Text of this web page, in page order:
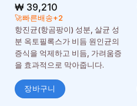
₩39,210
🚀빠른배송+2
항진균(항곰팡이) 성분, 살균 성
분 옥토필록스가 비듬 원인균의
증식을 억제하고 비듬, 가려움증
을 효과적으로 막아줍니다.
장바구니